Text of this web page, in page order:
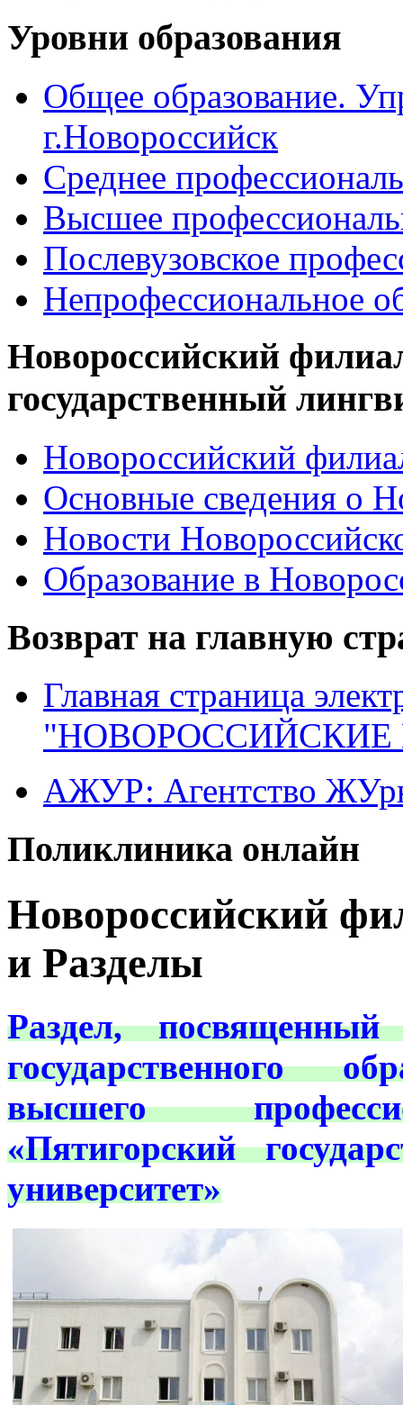
Уровни образования
Общее образование.
г.Новороссийск
Среднее
Высшее
Послевузовское
Непрофессиональное
Новороссийский
государственный
Новороссийский
Основные сведения о
Новости
Образование в
Возврат на главную
Главная страница
"НОВОРОССИЙСКИЕ
АЖУР: Агентство
Поликлиника онлайн
Новороссийский
и Разделы
Раздел,
государственного
высшего
«Пятигорский
университет»